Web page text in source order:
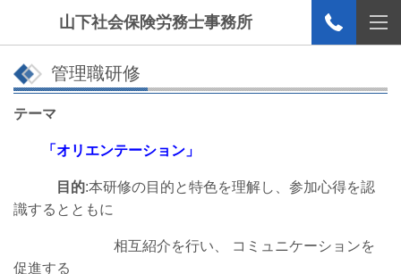
山下社会保険労務士事務所
管理職研修
テーマ
「オリエンテーション」
目的:本研修の目的と特色を理解し、参加心得を認
識するとともに
相互紹介を行い、 コミュニケーションを
促進する